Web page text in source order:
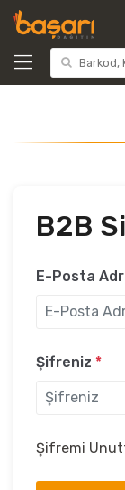
B2B
E-Posta
Şifreniz *
Şifremi